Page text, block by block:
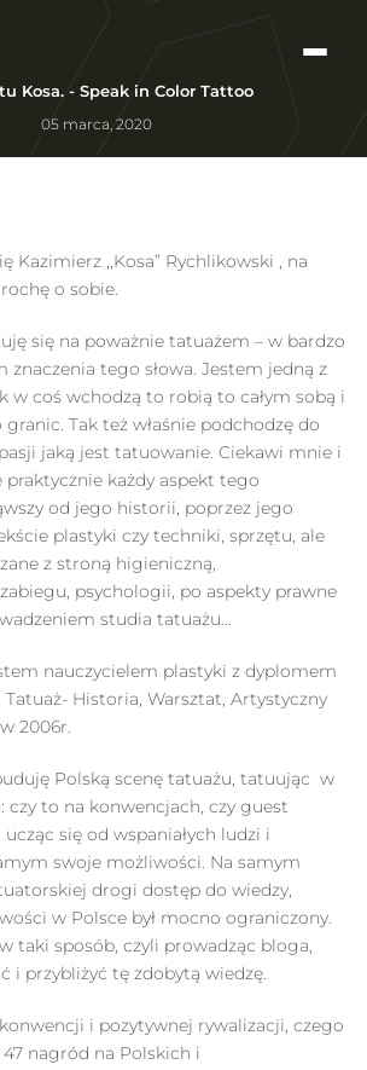
Kosa. - Speak in Color Tattoo
05 marca, 2020
Kazimierz ,,Kosa” Rychlikowski , na
o sobie.
się na poważnie tatuażem – w bardzo
tego słowa. Jestem jedną z
w coś wchodzą to robią to całym sobą i
Tak też właśnie podchodzę do
jaką jest tatuowanie. Ciekawi mnie i
praktycznie każdy aspekt tego
od jego historii, poprzez jego
plastyki czy techniki, sprzętu, ale
z stroną higieniczną,
psychologii, po aspekty prawne
studia tatuażu…
nauczycielem plastyki z dyplomem
Tatuaż- Historia, Warsztat, Artystyczny
2006r.
Polską scenę tatuażu, tatuując w
czy to na konwencjach, czy guest
się od wspaniałych ludzi i
swoje możliwości. Na samym
drogi dostęp do wiedzy,
w Polsce był mocno ograniczony.
taki sposób, czyli prowadząc bloga,
i przybliżyć tę zdobytą wiedzę.
i pozytywnej rywalizacji, czego
nagród na Polskich i